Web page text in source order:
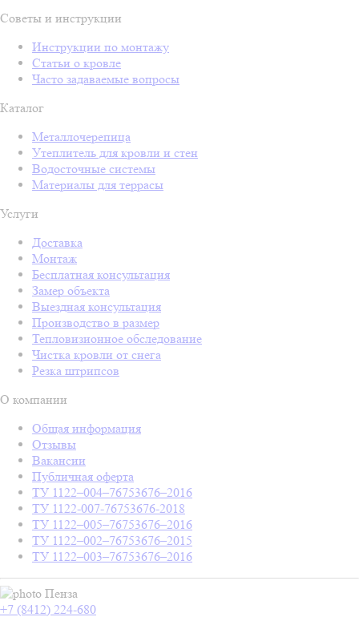
Советы и инструкции
Инструкции по монтажу
Статьи о кровле
Часто задаваемые вопросы
Каталог
Металлочерепица
Утеплитель для кровли и стен
Водосточные системы
Материалы для террасы
Услуги
Доставка
Монтаж
Бесплатная консультация
Замер объекта
Выездная консультация
Производство в размер
Тепловизионное обследование
Чистка кровли от снега
Резка штрипсов
О компании
Общая информация
Отзывы
Вакансии
Публичная оферта
ТУ 1122–004–76753676–2016
ТУ 1122-007-76753676-2018
ТУ 1122–005–76753676–2016
ТУ 1122–002–76753676–2015
ТУ 1122–003–76753676–2016
Пенза
+7 (8412) 224-680